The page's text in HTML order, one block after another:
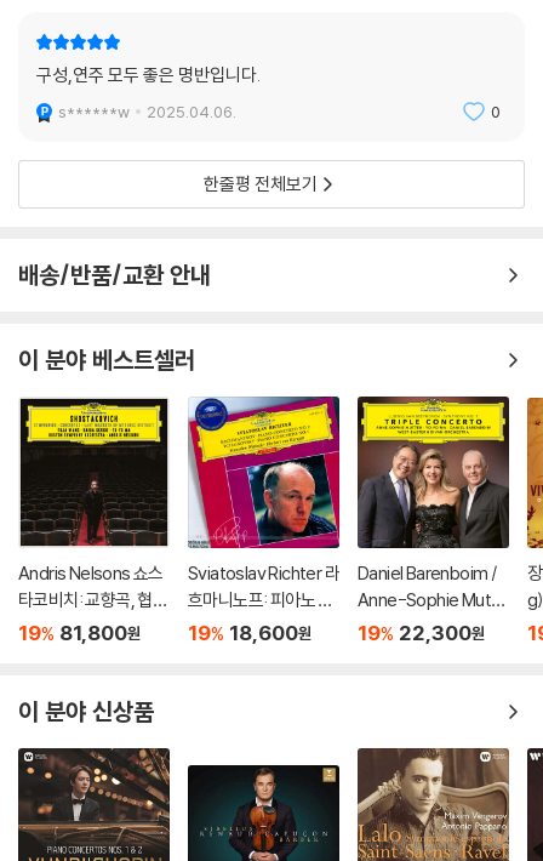
구성,연주 모두 좋은 명반입니다.
s******w 2025.04.06. 0
한줄평 전체보기
배송/반품/교환 안내
이 분야 베스트셀러
Andris Nelsons 쇼스
타코비치: 교향곡, 협주
곡 (Shostakovich: S
of Mtsensk District)
19% 81,800원
Sviatoslav Richter 라
흐마니노프: 피아노 협
주곡 2번 / 차이코프스
o No.1)
19% 18,600원
Daniel Barenboim /
Anne-Sophie Mutte
r / Yo-Yo Ma 베토벤:
19% 22,300원
이 분야 신상품